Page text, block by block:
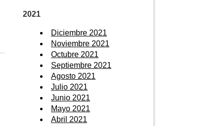
2021
Diciembre 2021
Noviembre 2021
Octubre 2021
Septiembre 2021
Agosto 2021
Julio 2021
Junio 2021
Mayo 2021
Abril 2021